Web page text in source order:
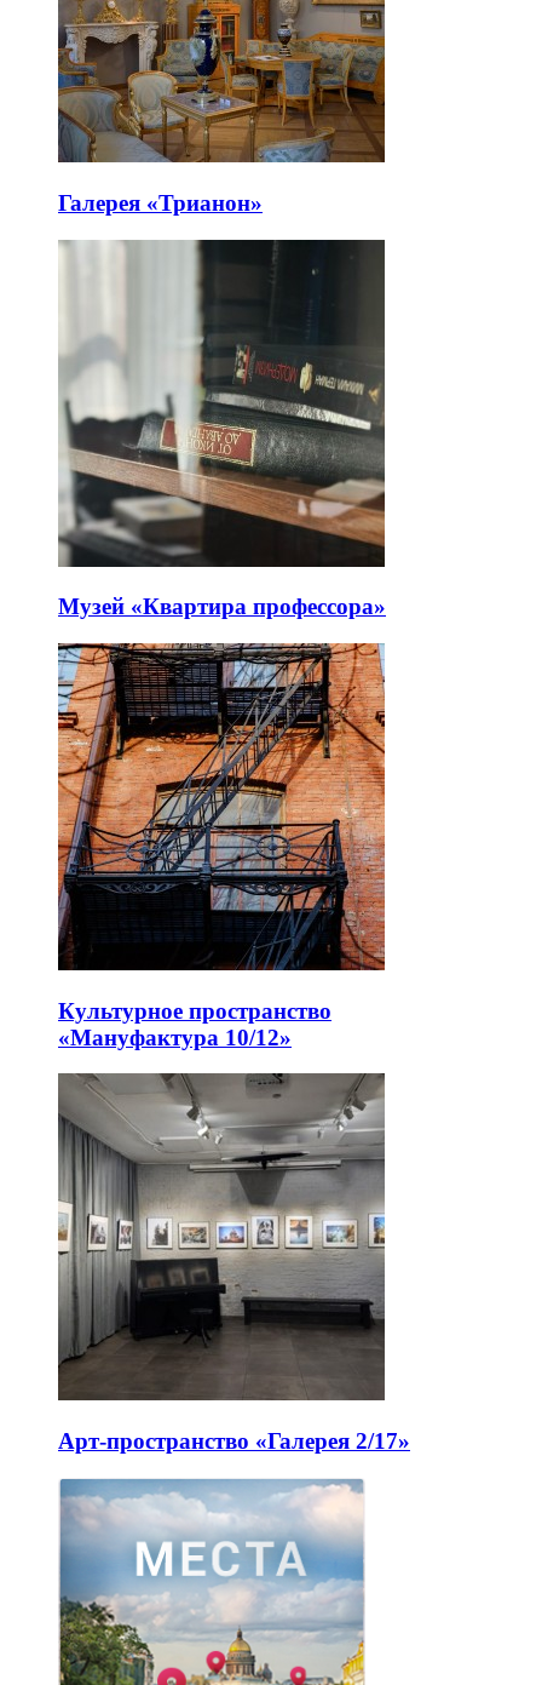
Галерея «Трианон»
Музей «Квартира профессора»
Культурное пространство
«Мануфактура 10/12»
Арт-пространство «Галерея 2/17»